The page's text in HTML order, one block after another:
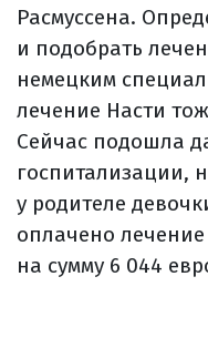
Расмуссена.
и подобрать
немецким
лечение Насти
Сейчас подошла
госпитализации,
у родителе
оплачено
на сумму 6 044